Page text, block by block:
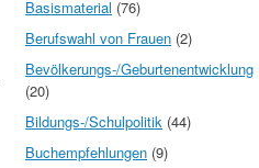
Basismaterial (76)
Berufswahl von Frauen (2)
Bevölkerungs-/Geburtenentwicklung
(20)
Bildungs-/Schulpolitik (44)
Buchempfehlungen (9)